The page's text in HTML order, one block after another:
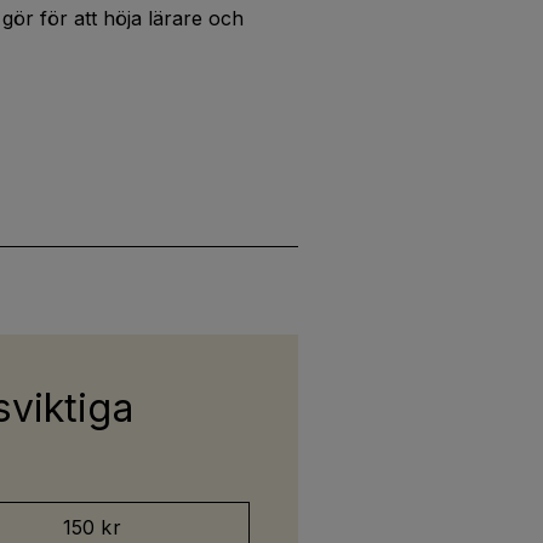
för att höja lärare och
150 kr